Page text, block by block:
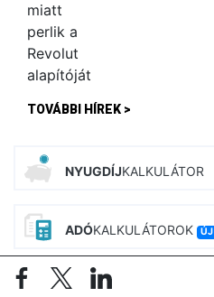
TOVÁBBI HÍREK >
NYUGDÍJKALKULÁTOR
ADÓKALKULÁTOROK ÚJ
BÉR KALKULÁTOROK